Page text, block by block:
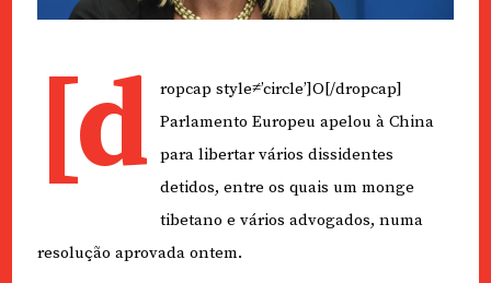
[d
ropcap style≠’circle’]O[/dropcap]
Parlamento Europeu apelou à China
para libertar vários dissidentes
detidos, entre os quais um monge
tibetano e vários advogados, numa
resolução aprovada ontem.